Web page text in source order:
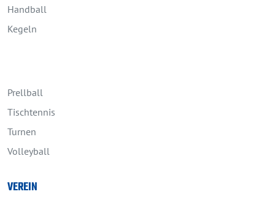
Handball
Kegeln
Prellball
Tischtennis
Turnen
Volleyball
VEREIN